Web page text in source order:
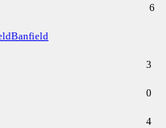
6
Banfield
3
0
4